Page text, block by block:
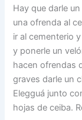
Hay que darle
una ofrenda al
ir al cementerio
y ponerle un
hacen ofrendas
graves darle un
Elegguá junto
hojas de ceiba.